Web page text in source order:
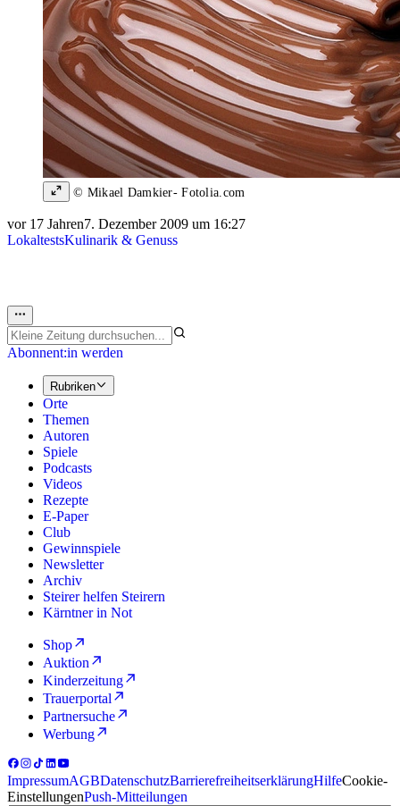
© Mikael Damkier- Fotolia.com
vor 17 Jahren7. Dezember 2009 um 16:27
LokaltestsKulinarik & Genuss
Abonnent:in werden
Rubriken
Orte
Themen
Autoren
Spiele
Podcasts
Videos
Rezepte
E-Paper
Club
Gewinnspiele
Newsletter
Archiv
Steirer helfen Steirern
Kärntner in Not
Shop
Auktion
Kinderzeitung
Trauerportal
Partnersuche
Werbung
ImpressumAGBDatenschutzBarrierefreiheitserklärungHilfeCookie-
EinstellungenPush-Mitteilungen